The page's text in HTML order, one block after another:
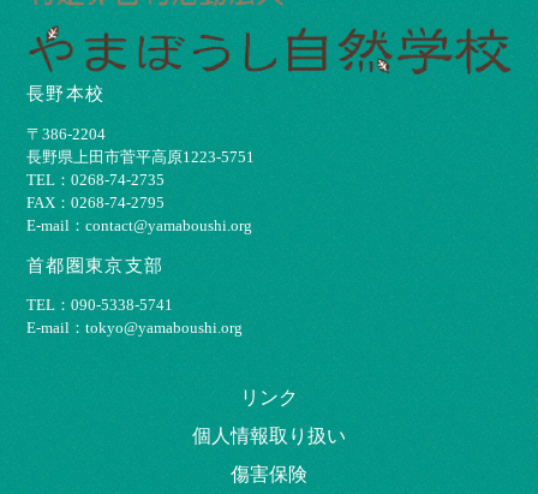
長野本校
〒386-2204
⻑野県上⽥市菅平⾼原1223-5751
TEL：0268-74-2735
FAX：0268-74-2795
E-mail：contact@yamaboushi.org
首都圏東京支部
TEL：090-5338-5741
E-mail：tokyo@yamaboushi.org
リンク
個⼈情報取り扱い
傷害保険